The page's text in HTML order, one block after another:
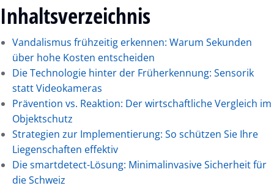
Inhaltsverzeichnis
Vandalismus frühzeitig erkennen: Warum Sekunden
über hohe Kosten entscheiden
Die Technologie hinter der Früherkennung: Sensorik
statt Videokameras
Prävention vs. Reaktion: Der wirtschaftliche Vergleich im
Objektschutz
Strategien zur Implementierung: So schützen Sie Ihre
Liegenschaften effektiv
Die smartdetect-Lösung: Minimalinvasive Sicherheit für
die Schweiz